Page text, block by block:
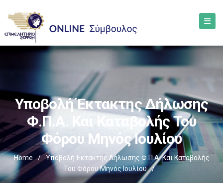
Υποβολή Έκτακτης Δήλωσης
Φ.Π.Α. Και Καταβολής Του
Φόρου Μηνός Ιουλίου
Home /
Υποβολή Έκτακτης Δήλωσης Φ.Π.Α. Και Καταβολής
Του Φόρου Μηνός Ιουλίου
/